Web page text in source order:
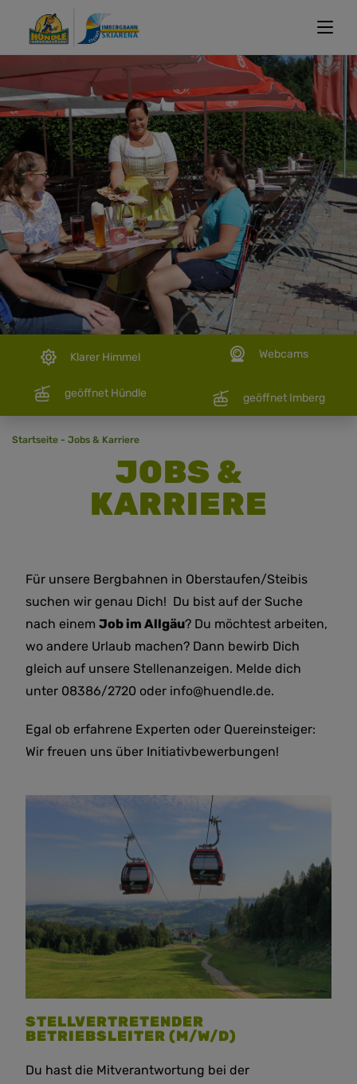
Klarer Himmel
geöffnet Hündle geöffnet Imberg
Webcams
Startseite - Jobs & Karriere
JOBS &
KARRIERE
Für unsere Bergbahnen in Oberstaufen/Steibis
suchen wir genau Dich! Du bist auf der Suche
nach einemJob im Allgäu? Du möchtest arbeiten,
wo andere Urlaub machen? Dann bewirb Dich
gleich auf unsere Stellenanzeigen. Melde dich
unter 08386/2720 oder info@huendle.de.
Egal ob erfahrene Experten oder Quereinsteiger:
Wir freuen uns über Initiativbewerbungen!
STELLVERTRETENDER
BETRIEBSLEITER (M/W/D)
Du hast die Mitverantwortung bei der